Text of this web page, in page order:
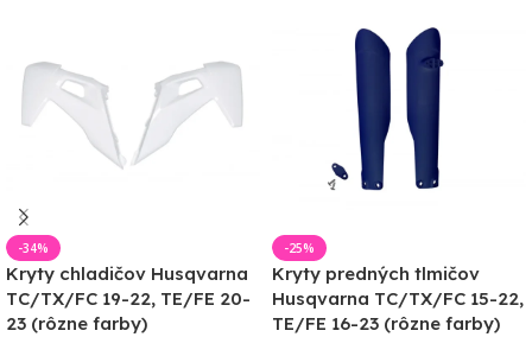
-34%
Kryty chladičov Husqvarna
TC/TX/FC 19-22, TE/FE 20-
23 (rôzne farby)
-25%
Kryty predných tlmičov
Husqvarna TC/TX/FC 15-22,
TE/FE 16-23 (rôzne farby)